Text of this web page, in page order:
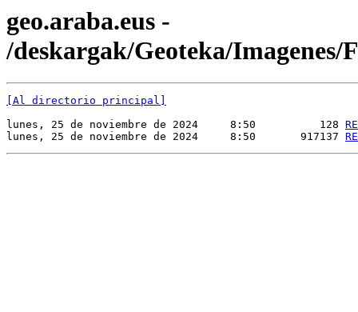
geo.araba.eus -
/deskargak/Geoteka/Imagenes/
[Al directorio principal]
lunes, 25 de noviembre de 2024     8:50          128
lunes, 25 de noviembre de 2024     8:50       917137